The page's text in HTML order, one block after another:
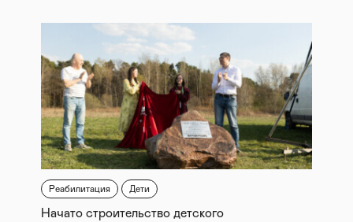
Реабилитация Дети
Начато строительство детского